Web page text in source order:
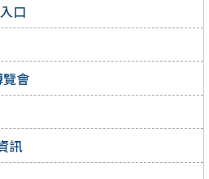
口
會
訊